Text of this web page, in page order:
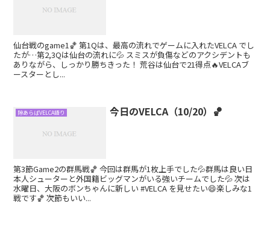
仙台戦のgame1🏀 第1Qは、最高の流れでゲームに入れたVELCA でし
たが…第2,3Qは仙台の流れに💦 スミスが負傷などのアクシデントも
ありながら、しっかり勝ちきった！ 荒谷は仙台で21得点🔥VELCAブ
ースターとし...
隙あらばVELCA語り 今日のVELCA（10/20）🏀
第3節Game2の群馬戦🏀 今回は群馬が1枚上手でした💦群馬は良い日
本人シューターと外国籍ビッグマンがいる強いチームでした💦 次は
水曜日、大阪のボンちゃんに新しい #VELCA を見せたい😄楽しみな1
戦です🏀 次節もいい...